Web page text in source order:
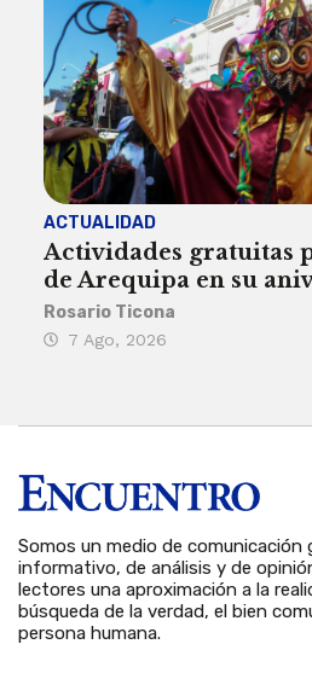
ACTUALIDAD
Actividades gratuitas
de Arequipa en su
Rosario Ticona
7 Ago, 2026
Somos un medio de
informativo, de análisis y de
lectores una aproximación a la
búsqueda de la verdad, el bien
persona humana.